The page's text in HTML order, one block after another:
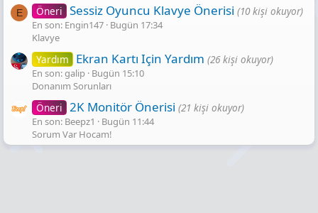
E Öneri Sessiz Oyuncu Klavye Önerisi (10 kişi okuyor)
En son: Engin147 Bugün 17:34
Klavye
Yardım Ekran Kartı Için Yardım (26 kişi okuyor)
En son: galip Bugün 15:10
Donanım Sorunları
Öneri 2K Monitör Önerisi (21 kişi okuyor)
En son: Beepz1
Bugün 11:44
Sorum Var Hocam!